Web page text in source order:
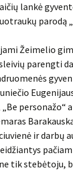
lankė
parodą
Žeimelio
parengti
personažo“
ir darbų
tik stebėtoju,